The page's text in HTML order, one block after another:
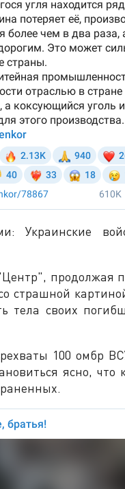
Украинские
продолжая
страшной
тела своих
100 омбр
ясно,